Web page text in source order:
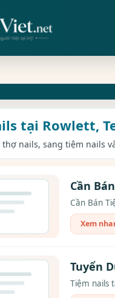
tại Rowlett,
nails, sang tiệm nails
Cần
Cần Bán
Xem
Tuyển
Tiệm nails